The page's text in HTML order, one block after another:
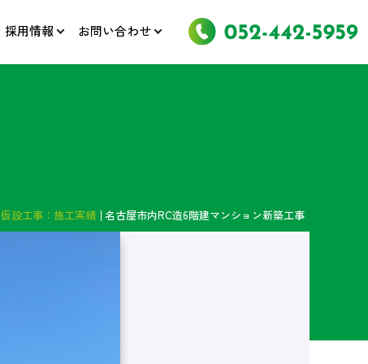
採用情報 お問い合わせ
仮設工事：施工実績 名古屋市内RC造6階建マンション新築工事